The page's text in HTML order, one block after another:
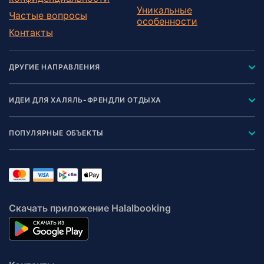
Частые вопросы
Контакты
Уникальные
особенности
ДРУГИЕ НАПРАВЛЕНИЯ
ИДЕИ ДЛЯ ХАЛЯЛЬ-ФРЕНДЛИ ОТДЫХА
ПОПУЛЯРНЫЕ ОБЪЕКТЫ
Скачать приложение Halalbooking